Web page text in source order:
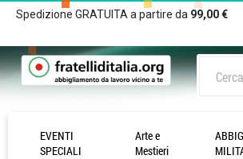
Spedizione GRATUITA a partire da 99,00 €
EVENTI
SPECIALI
Arte e
Mestieri
Home Page ACCESSORI TECNICI Cartuccere